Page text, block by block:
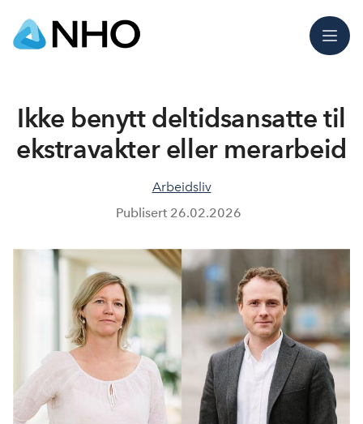
Meny
Ikke benytt deltidsansatte til
ekstravakter eller merarbeid
Arbeidsliv
Publisert 26.02.2026